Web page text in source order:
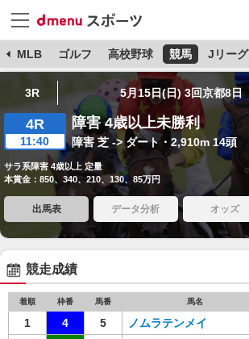
MLB ゴルフ 高校野球 競馬 Jリーグ
3R 5月15日(日) 3回京都8日
4R
11:40
障害 4歳以上未勝利
障害 芝 -> ダート・2,910m 14頭
サラ系障害 4歳以上 定量
本賞金：850、340、210、130、85万円
出馬表 データ分析 オッズ
競走成績
着順 枠番 馬番 馬名
1 4 5 ノムラテンメイ